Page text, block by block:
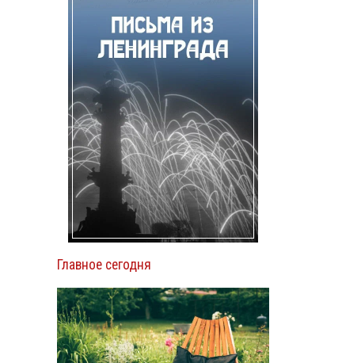
Главное сегодня